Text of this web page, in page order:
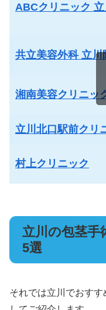
ABCクリニック
共立美容外科 立川
湘南美容クリニッ
立川北口駅前クリ
村上クリニック
立川の包茎
5選
それでは立川でおす